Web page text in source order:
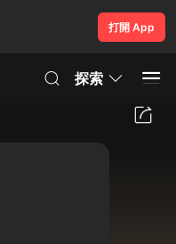
打開 App
探索